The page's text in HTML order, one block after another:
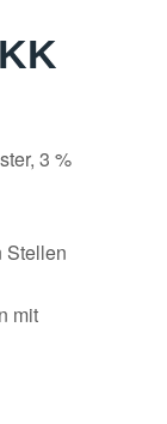
3 %
Stellen
mit